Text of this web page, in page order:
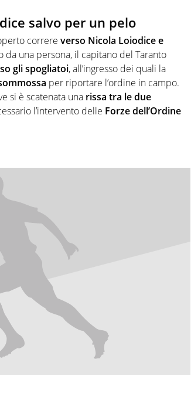
salvo per un pelo
correre verso Nicola Loiodice e
da una persona, il capitano del Taranto
gli spogliatoi, all’ingresso dei quali la
per riportare l’ordine in campo.
si è scatenata una rissa tra le due
l’intervento delle Forze dell’Ordine